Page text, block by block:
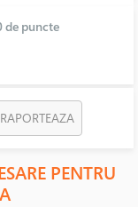
de puncte
RAPORTEAZA
PENTRU